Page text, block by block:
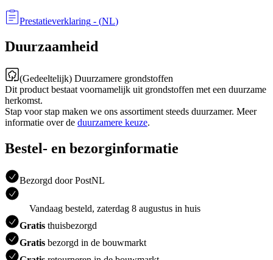
Prestatieverklaring - (NL)
Duurzaamheid
(Gedeeltelijk) Duurzamere grondstoffen
Dit product bestaat voornamelijk uit grondstoffen met een duurzame
herkomst.
Stap voor stap maken we ons assortiment steeds duurzamer. Meer
informatie over de duurzamere keuze.
Bestel- en bezorginformatie
Bezorgd door PostNL
Vandaag besteld, zaterdag 8 augustus in huis
Gratis thuisbezorgd
Gratis bezorgd in de bouwmarkt